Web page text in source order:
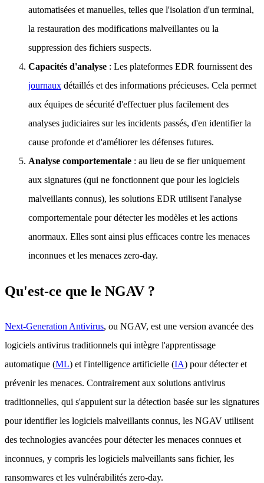
automatisées et manuelles, telles que l'isolation d'un terminal,
la restauration des modifications malveillantes ou la
suppression des fichiers suspects.
Capacités d'analyse : Les plateformes EDR fournissent des
journaux détaillés et des informations précieuses. Cela permet
aux équipes de sécurité d'effectuer plus facilement des
analyses judiciaires sur les incidents passés, d'en identifier la
cause profonde et d'améliorer les défenses futures.
Analyse comportementale : au lieu de se fier uniquement
aux signatures (qui ne fonctionnent que pour les logiciels
malveillants connus), les solutions EDR utilisent l'analyse
comportementale pour détecter les modèles et les actions
anormaux. Elles sont ainsi plus efficaces contre les menaces
inconnues et les menaces zero-day.
Qu'est-ce que le NGAV ?
Next-Generation Antivirus, ou NGAV, est une version avancée des
logiciels antivirus traditionnels qui intègre l'apprentissage
automatique (ML) et l'intelligence artificielle (IA) pour détecter et
prévenir les menaces. Contrairement aux solutions antivirus
traditionnelles, qui s'appuient sur la détection basée sur les signatures
pour identifier les logiciels malveillants connus, les NGAV utilisent
des technologies avancées pour détecter les menaces connues et
inconnues, y compris les logiciels malveillants sans fichier, les
ransomwares et les vulnérabilités zero-day.